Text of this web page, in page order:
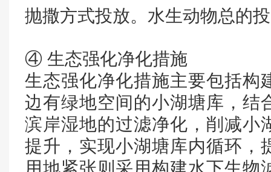
抛撒方式投放。水生动物总的
④ 生态强化净化措施
生态强化净化措施主要包括构
边有绿地空间的小湖塘库，结
滨岸湿地的过滤净化，削减小
提升，实现小湖塘库内循环，
用地紧张则采用构建水下生物